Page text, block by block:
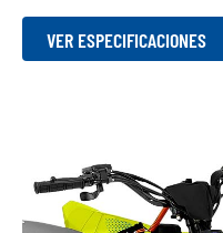
VER ESPECIFICACIONES